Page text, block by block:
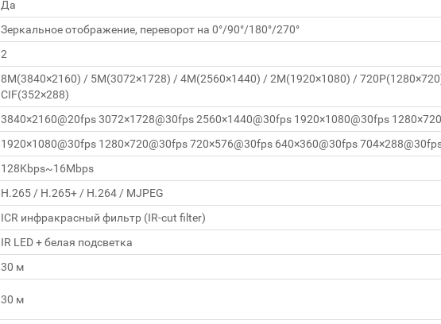
Да
Зеркальное отображение, переворот на 0°/90°/180°/270°
2
8M(3840×2160) / 5M(3072×1728) / 4M(2560×1440) / 2M(1920×1080) /
CIF(352×288)
3840×2160@20fps 3072×1728@30fps 2560×1440@30fps 1920×1080@30fps
1920×1080@30fps 1280×720@30fps 720×576@30fps 640×360@30fps
128Kbps~16Mbps
H.265 / H.265+ / H.264 / MJPEG
ICR инфракрасный фильтр (IR‑cut filter)
IR LED + белая подсветка
30 м
30 м